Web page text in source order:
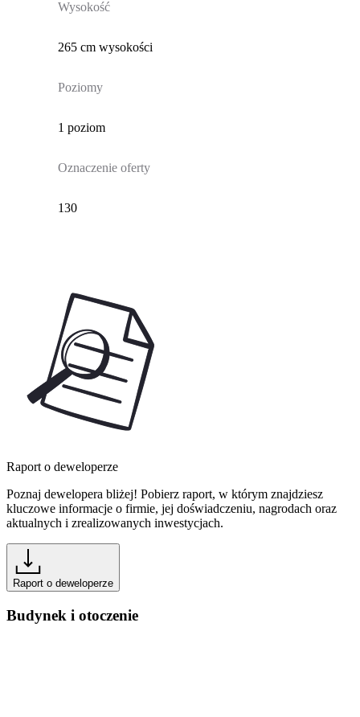
Wysokość
265 cm wysokości
Poziomy
1 poziom
Oznaczenie oferty
130
Raport o deweloperze
Poznaj dewelopera bliżej! Pobierz raport, w którym znajdziesz
kluczowe informacje o firmie, jej doświadczeniu, nagrodach oraz
aktualnych i zrealizowanych inwestycjach.
Raport o deweloperze
Budynek i otoczenie